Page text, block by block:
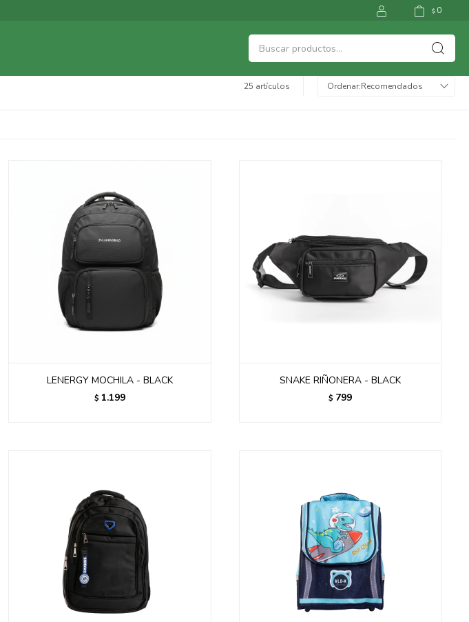
$ 0
25 artículos Recomendados
LENERGY MOCHILA - BLACK
$ 1.199
SNAKE RIÑONERA - BLACK
$ 799